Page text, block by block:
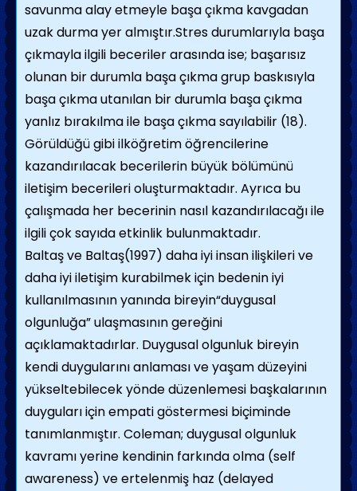
savunma alay etmeyle başa çıkma kavgadan
uzak durma yer almıştır.Stres durumlarıyla başa
çıkmayla ilgili beceriler arasında ise; başarısız
olunan bir durumla başa çıkma grup baskısıyla
başa çıkma utanılan bir durumla başa çıkma
yanlız bırakılma ile başa çıkma sayılabilir (18).
Görüldüğü gibi ilköğretim öğrencilerine
kazandırılacak becerilerin büyük bölümünü
iletişim becerileri oluşturmaktadır. Ayrıca bu
çalışmada her becerinin nasıl kazandırılacağı ile
ilgili çok sayıda etkinlik bulunmaktadır.
Baltaş ve Baltaş(1997) daha iyi insan ilişkileri ve
daha iyi iletişim kurabilmek için bedenin iyi
kullanılmasının yanında bireyin“duygusal
olgunluğa” ulaşmasının gereğini
açıklamaktadırlar. Duygusal olgunluk bireyin
kendi duygularını anlaması ve yaşam düzeyini
yükseltebilecek yönde düzenlemesi başkalarının
duyguları için empati göstermesi biçiminde
tanımlanmıştır. Coleman; duygusal olgunluk
kavramı yerine kendinin farkında olma (self
awareness) ve ertelenmiş haz (delayed